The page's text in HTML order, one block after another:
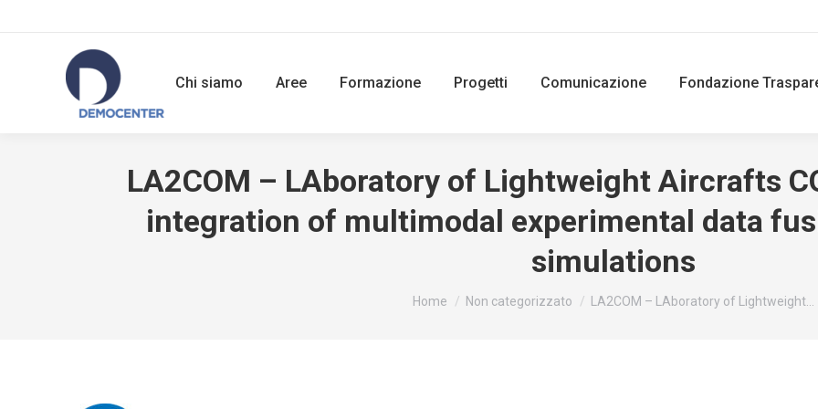
Chi siamo Aree Formazione Progetti Comunicazione Fondazione
LA2COM – LAboratory of Lightweight Aircrafts
integration of multimodal experimental data
simulations
You are here:
Home Non categorizzato LA2COM – LAboratory of Lightweight…